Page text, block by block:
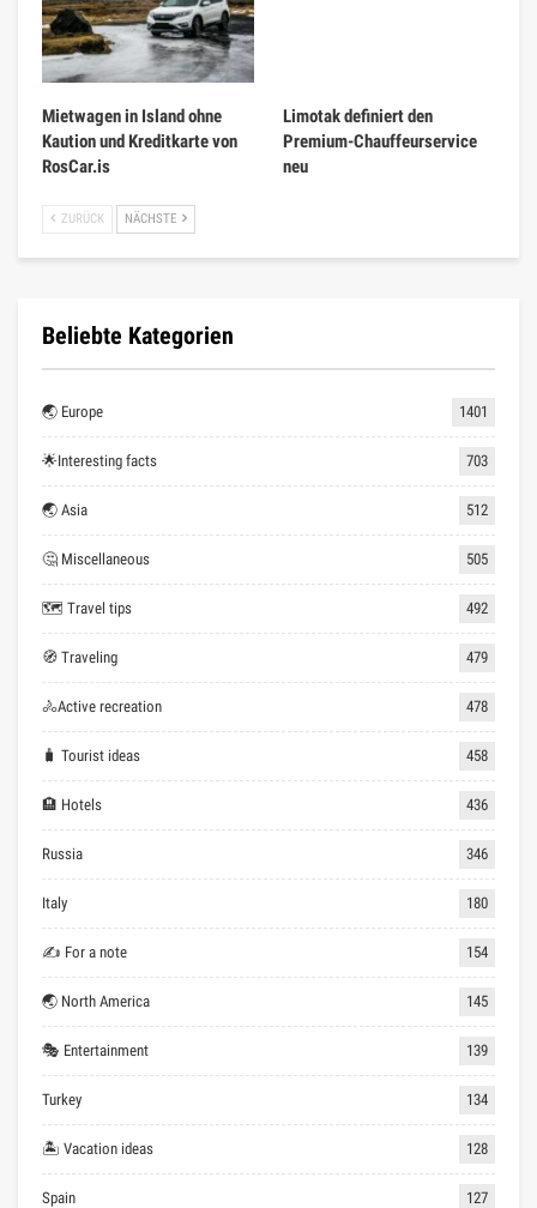
Mietwagen in Island ohne
Kaution und Kreditkarte von
RosCar.is
Limotak definiert den
Premium-Chauffeurservice
neu
ZURÜCK NÄCHSTE
Beliebte Kategorien
🌏 Europe 1401
🌟Interesting facts 703
🌏 Asia 512
🤔 Miscellaneous 505
🗺 Travel tips 492
🧭 Traveling 479
🚴Active recreation 478
🧳 Tourist ideas 458
🏨 Hotels 436
Russia 346
Italy 180
✍ For a note 154
🌏 North America 145
🎭 Entertainment 139
Turkey 134
🏝 Vacation ideas 128
Spain 127